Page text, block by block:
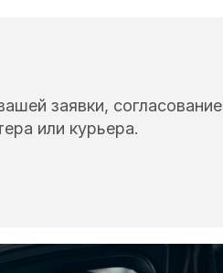
заявки, согласование
или курьера.